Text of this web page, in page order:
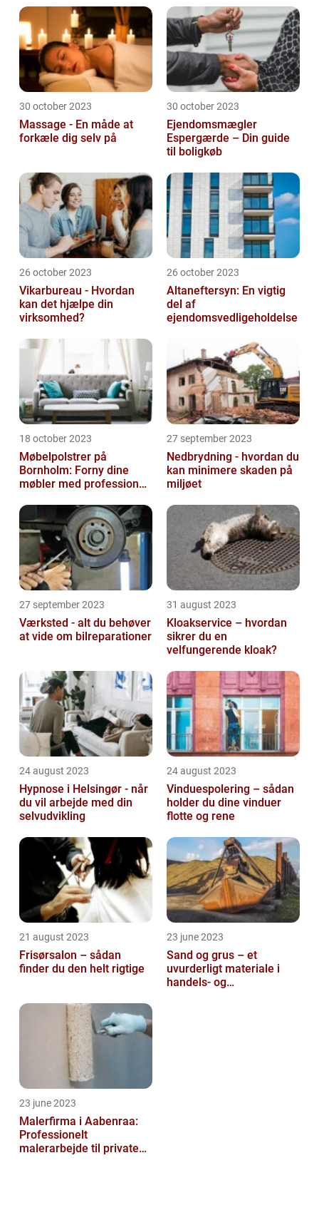
30 october 2023
Massage - En måde at
forkæle dig selv på
30 october 2023
Ejendomsmægler
Espergærde – Din guide
til boligkøb
26 october 2023
Vikarbureau - Hvordan
kan det hjælpe din
virksomhed?
26 october 2023
Altaneftersyn: En vigtig
del af
ejendomsvedligeholdelse
18 october 2023
Møbelpolstrer på
Bornholm: Forny dine
møbler med professionel
27 september 2023
Nedbrydning - hvordan du
kan minimere skaden på
miljøet
27 september 2023
Værksted - alt du behøver
at vide om bilreparationer
31 august 2023
Kloakservice – hvordan
sikrer du en
velfungerende kloak?
24 august 2023
Hypnose i Helsingør - når
du vil arbejde med din
selvudvikling
24 august 2023
Vinduespolering – sådan
holder du dine vinduer
flotte og rene
21 august 2023
Frisørsalon – sådan
finder du den helt rigtige
23 june 2023
Sand og grus – et
uvurderligt materiale i
handels- og
23 june 2023
Malerfirma i Aabenraa:
Professionelt
malerarbejde til private